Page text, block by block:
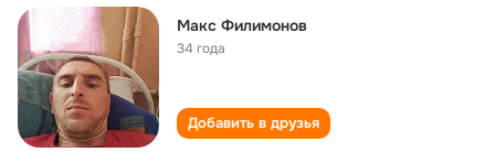
Макс Филимонов
34 года
Добавить в друзья